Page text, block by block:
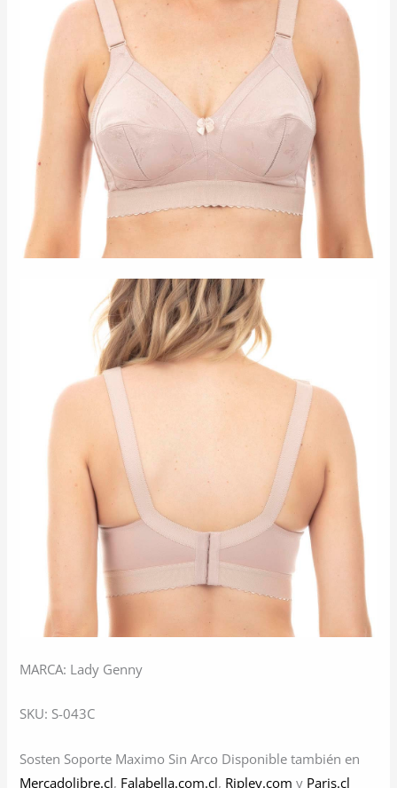
MARCA: Lady Genny
SKU: S-043C
Sosten Soporte Maximo Sin Arco Disponible también en
Mercadolibre.cl, Falabella.com.cl, Ripley.com y Paris.cl